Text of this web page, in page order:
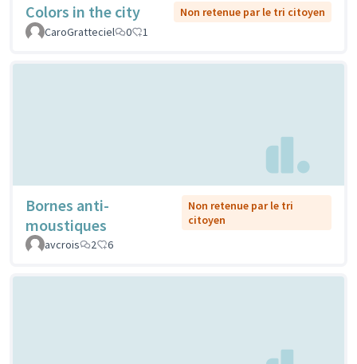
Colors in the city
Non retenue par le tri citoyen
CaroGratteciel
0 1
Bornes anti-
moustiques
Non retenue par le tri
citoyen
avcrois
2 6